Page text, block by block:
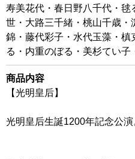
寿美花代・春日野八千代・毬
世・大路三千緒・桃山千歳
錦・藤代彩子・水代玉藻・槙
る・内重のぼる・美杉てい子
商品内容
【光明皇后】
光明皇后生誕1200年記念公演